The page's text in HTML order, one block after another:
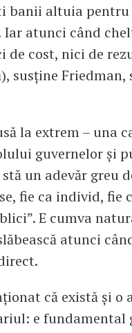
banii altuia pentru
atunci când
cost, nici de
susține Friedman,
la extrem – una
guvernelor și
un adevăr greu
fie ca individ, fie
E cumva
atunci
că există și o
e fundamental